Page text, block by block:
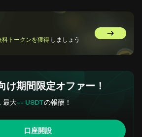
料トークンを獲得 しましょう GemSlot
け期間限定オファー！
最大-- USDTの報酬！
口座開設